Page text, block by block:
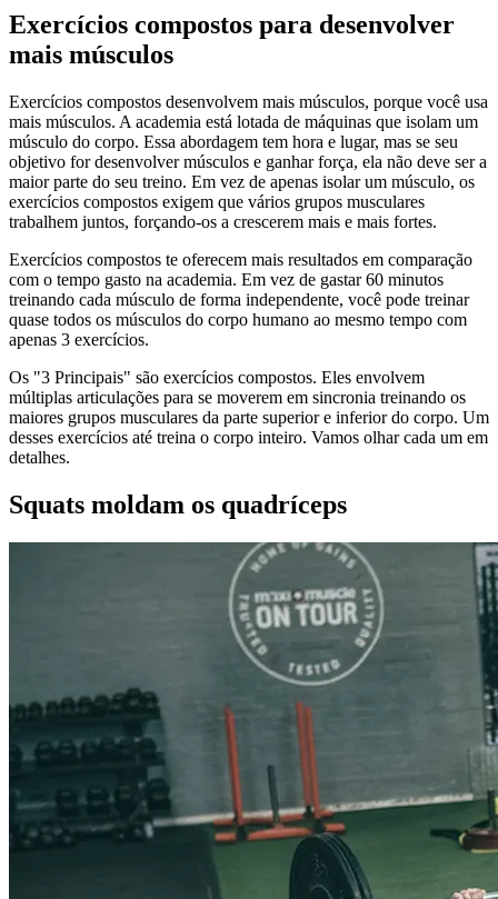
Exercícios compostos para desenvolver
mais músculos
Exercícios compostos desenvolvem mais músculos, porque você usa
mais músculos. A academia está lotada de máquinas que isolam um
músculo do corpo. Essa abordagem tem hora e lugar, mas se seu
objetivo for desenvolver músculos e ganhar força, ela não deve ser a
maior parte do seu treino. Em vez de apenas isolar um músculo, os
exercícios compostos exigem que vários grupos musculares
trabalhem juntos, forçando-os a crescerem mais e mais fortes.
Exercícios compostos te oferecem mais resultados em comparação
com o tempo gasto na academia. Em vez de gastar 60 minutos
treinando cada músculo de forma independente, você pode treinar
quase todos os músculos do corpo humano ao mesmo tempo com
apenas 3 exercícios.
Os "3 Principais" são exercícios compostos. Eles envolvem
múltiplas articulações para se moverem em sincronia treinando os
maiores grupos musculares da parte superior e inferior do corpo. Um
desses exercícios até treina o corpo inteiro. Vamos olhar cada um em
detalhes.
Squats moldam os quadríceps